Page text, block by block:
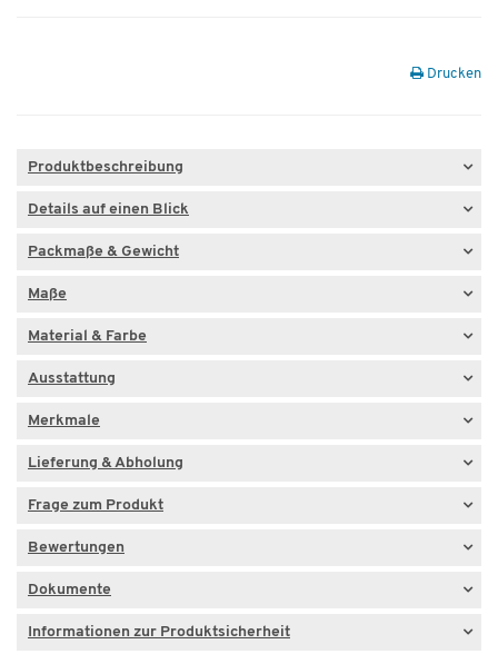
Drucken
Produktbeschreibung
Details auf einen Blick
Packmaße & Gewicht
Maße
Material & Farbe
Ausstattung
Merkmale
Lieferung & Abholung
Frage zum Produkt
Bewertungen
Dokumente
Informationen zur Produktsicherheit